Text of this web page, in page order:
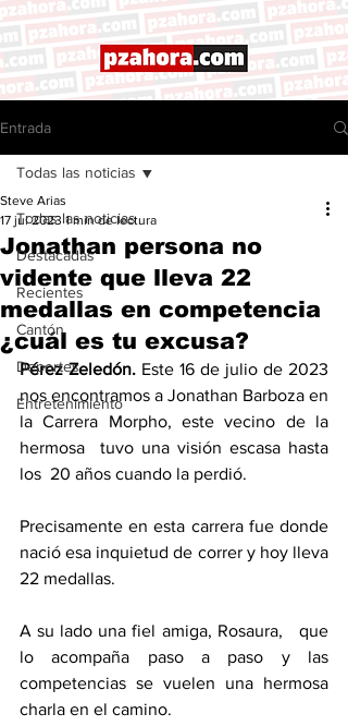
Entrada
Todas las noticias
Destacadas
Recientes
Cantón
Deportes
Entretenimiento
Todas las noticias
Jonathan persona no
vidente que lleva 22
medallas en competencia
¿cuál es tu excusa?
Steve Arias
17 jul 2023 1 min de lectura
Pérez Zeledón. Este 16 de julio de 2023
nos encontramos a Jonathan Barboza en
la Carrera Morpho, este vecino de la
hermosa  tuvo una visión escasa hasta
los  20 años cuando la perdió.
Precisamente en esta carrera fue donde
nació esa inquietud de correr y hoy lleva
22 medallas.
A su lado una fiel amiga, Rosaura,   que
lo acompaña paso a paso y las
competencias se vuelen una hermosa
charla en el camino.